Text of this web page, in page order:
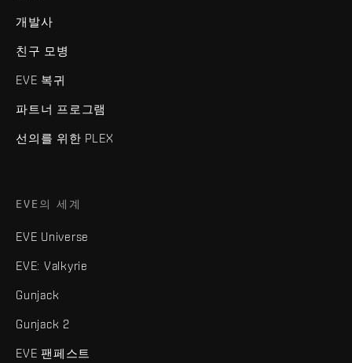
개발사
친구 모병
EVE 복귀
파트너 프로그램
선의를 위한 PLEX
EVE의 세계
EVE Universe
EVE: Valkyrie
Gunjack
Gunjack 2
EVE 팬페스트